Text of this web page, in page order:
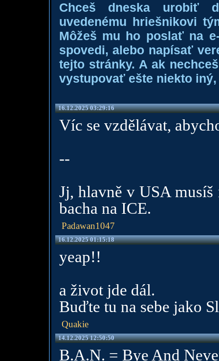
Chceš dneska urobiť
uvedenému hriešnikovi
Môžeš mu ho poslať na
spovedi, alebo napísať
tejto stránky. A ak
vystupovať ešte niekto
16.12.2025 03:29:16
Víc se vzdělávat,
--
Jj, hlavně v USA
bacha na ICE.
Padawan1047
16.12.2025 01:15:18
yeap!!
a život jde dál.
Buďte tu na sebe jako
Quakie
14.12.2025 12:50:50
B.A.N. = Bye And